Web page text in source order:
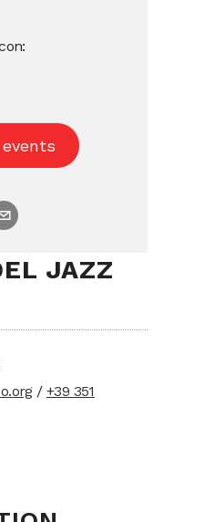
JAZZ
/+39 351